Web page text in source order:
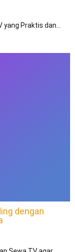
yang Praktis dan…
dengan